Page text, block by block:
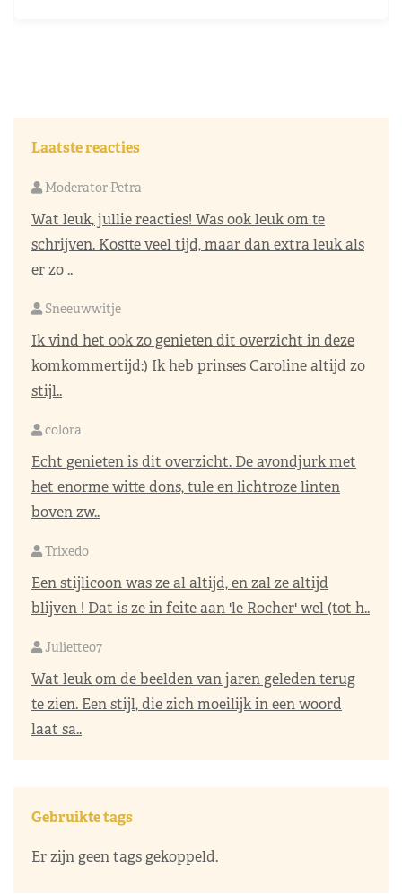
Laatste reacties
Moderator Petra
Wat leuk, jullie reacties! Was ook leuk om te
schrijven. Kostte veel tijd, maar dan extra leuk als
er zo ..
Sneeuwwitje
Ik vind het ook zo genieten dit overzicht in deze
komkommertijd:) Ik heb prinses Caroline altijd zo
stijl..
colora
Echt genieten is dit overzicht. De avondjurk met
het enorme witte dons, tule en lichtroze linten
boven zw..
Trixedo
Een stijlicoon was ze al altijd, en zal ze altijd
blijven ! Dat is ze in feite aan 'le Rocher' wel (tot h..
Juliette07
Wat leuk om de beelden van jaren geleden terug
te zien. Een stijl, die zich moeilijk in een woord
laat sa..
Gebruikte tags
Er zijn geen tags gekoppeld.